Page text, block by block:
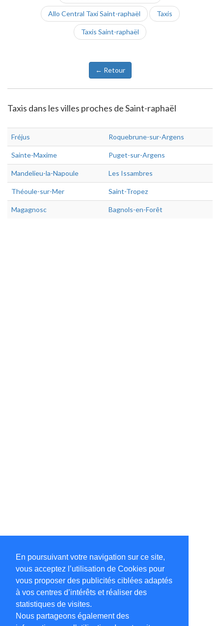
En poursuivant votre navigation sur ce site,
vous acceptez l’utilisation de Cookies pour
vous proposer des publicités ciblées adaptés
à vos centres d’intérêts et réaliser des
statistiques de visites.
Nous partageons également des
Allo Central Taxi Saint-raphaël Taxis
Taxis Saint-raphaël
← Retour
Taxis dans les villes proches de Saint-raphaël
Fréjus Roquebrune-sur-Argens
Sainte-Maxime Puget-sur-Argens
Mandelieu-la-Napoule Les Issambres
Théoule-sur-Mer Saint-Tropez
Magagnosc Bagnols-en-Forêt